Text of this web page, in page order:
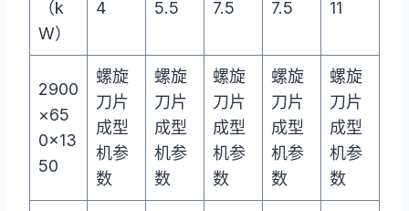
（k
W）
4 5.5 7.5 7.5 11
2900
×65
0×13
50
螺旋
刀片
成型
机参
数
螺旋
刀片
成型
机参
数
螺旋
刀片
成型
机参
数
螺旋
刀片
成型
机参
数
螺旋
刀片
成型
机参
数